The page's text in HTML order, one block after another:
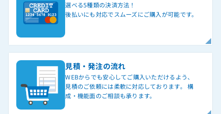
選べる5種類の決済方法！
後払いにも対応でスムーズにご購入が可能です。
見積・発注の流れ
WEBからでも安心してご購入いただけるよう、
見積のご依頼には柔軟に対応しております。 構
成・機能面のご相談も承ります。